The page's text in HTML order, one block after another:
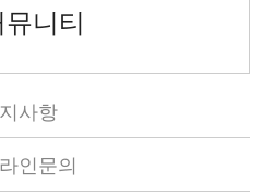
뮤니티
사항
인문의